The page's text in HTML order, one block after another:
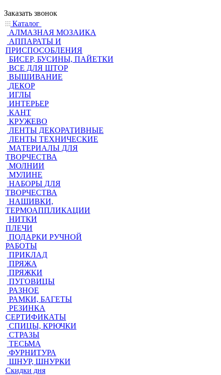
Заказать звонок
Каталог
АЛМАЗНАЯ МОЗАИКА
АППАРАТЫ И
ПРИСПОСОБЛЕНИЯ
БИСЕР, БУСИНЫ, ПАЙЕТКИ
ВСЕ ДЛЯ ШТОР
ВЫШИВАНИЕ
ДЕКОР
ИГЛЫ
ИНТЕРЬЕР
КАНТ
КРУЖЕВО
ЛЕНТЫ ДЕКОРАТИВНЫЕ
ЛЕНТЫ ТЕХНИЧЕСКИЕ
МАТЕРИАЛЫ ДЛЯ
ТВОРЧЕСТВА
МОЛНИИ
МУЛИНЕ
НАБОРЫ ДЛЯ
ТВОРЧЕСТВА
НАШИВКИ,
ТЕРМОАППЛИКАЦИИ
НИТКИ
ПЛЕЧИ
ПОДАРКИ РУЧНОЙ
РАБОТЫ
ПРИКЛАД
ПРЯЖА
ПРЯЖКИ
ПУГОВИЦЫ
РАЗНОЕ
РАМКИ, БАГЕТЫ
РЕЗИНКА
СЕРТИФИКАТЫ
СПИЦЫ, КРЮЧКИ
СТРАЗЫ
ТЕСЬМА
ФУРНИТУРА
ШНУР, ШНУРКИ
Скидки дня